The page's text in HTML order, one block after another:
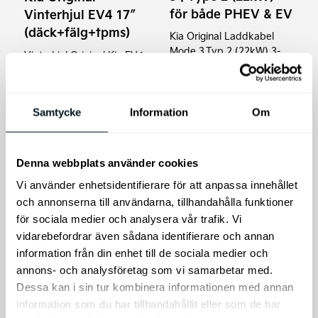
Samtycke Information Om
Denna webbplats använder cookies
Vi använder enhetsidentifierare för att anpassa innehållet
och annonserna till användarna, tillhandahålla funktioner
för sociala medier och analysera vår trafik. Vi
vidarebefordrar även sådana identifierare och annan
information från din enhet till de sociala medier och
annons- och analysföretag som vi samarbetar med.
Dessa kan i sin tur kombinera informationen med annan
information som du har tillhandahållit eller som de har
Vinterhjul EV4 17″
(däck+fälg+tpms)
Vinterhjul Original Kia EV4
19.900 kr
till
Välj alternativ
alternativen
kan
för både PHEV & EV
Kia Original Laddkabel
Mode 3,Typ 2 (22kW) 3-
fas för både PHEV & EV
alternativen
väljas
Kia Original